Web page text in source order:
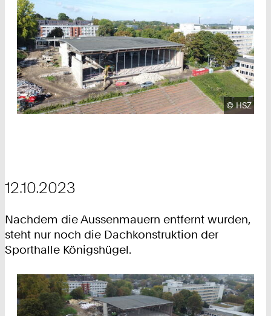
©HSZ
12.10.2023
Nachdem die Aussenmauern entfernt wurden,
steht nur noch die Dachkonstruktion der
Sporthalle Königshügel.